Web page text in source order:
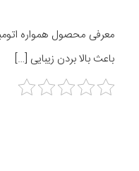
معرفی محصول همواره
باعث بالا بردن زیبایی […]